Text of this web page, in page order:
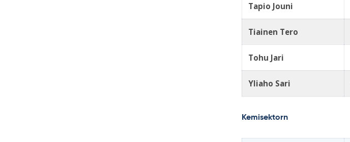
Tapio Jouni
Tiainen Tero
Tohu Jari
Yliaho Sari
Kemisektorn